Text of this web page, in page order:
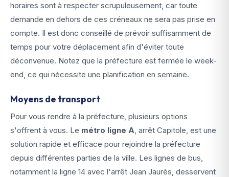
horaires sont à respecter scrupuleusement, car toute
demande en dehors de ces créneaux ne sera pas prise en
compte. Il est donc conseillé de prévoir suffisamment de
temps pour votre déplacement afin d'éviter toute
déconvenue. Notez que la préfecture est fermée le week-
end, ce qui nécessite une planification en semaine.
Moyens de transport
Pour vous rendre à la préfecture, plusieurs options
s'offrent à vous. Le métro ligne A, arrêt Capitole, est une
solution rapide et efficace pour rejoindre la préfecture
depuis différentes parties de la ville. Les lignes de bus,
notamment la ligne 14 avec l'arrêt Jean Jaurès, desservent